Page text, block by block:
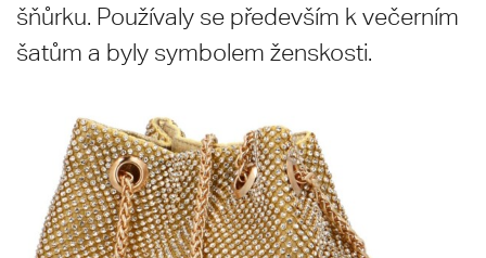
šňůrku. Používaly se především k večerním
šatům a byly symbolem ženskosti.